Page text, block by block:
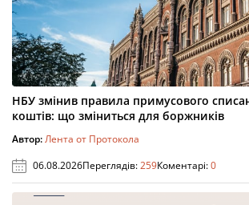
НБУ змінив правила примусового
коштів: що зміниться для боржників
Автор:Лента от Протокола
06.08.2026Переглядів:259Коментарі:0